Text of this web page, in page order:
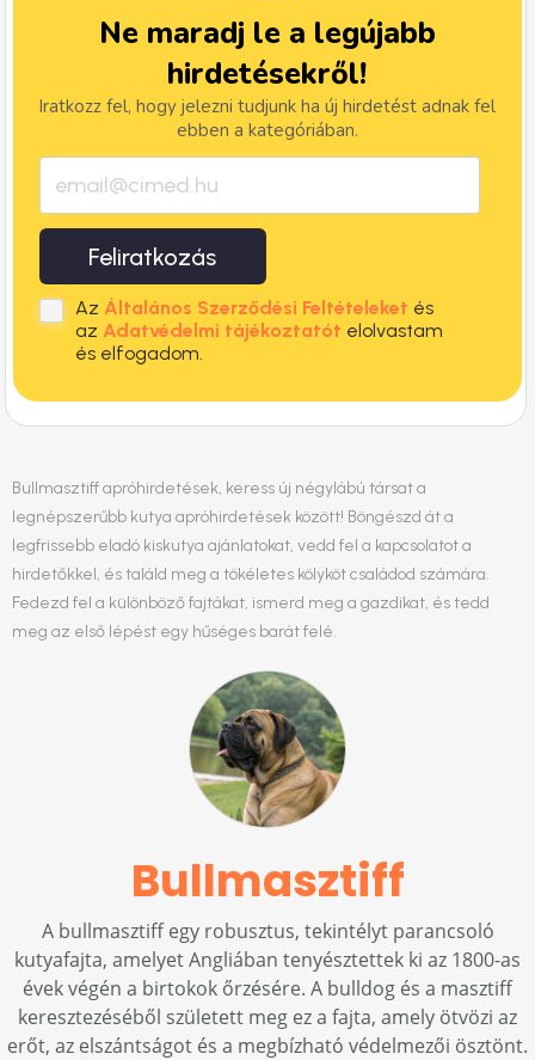
Ne maradj le a legújabb
hirdetésekről!
Iratkozz fel, hogy jelezni tudjunk ha új hirdetést adnak fel
ebben a kategóriában.
Feliratkozás
Az Általános Szerződési Feltételeket és
az Adatvédelmi tájékoztatót elolvastam
és elfogadom.
Bullmasztiff apróhirdetések, keress új négylábú társat a
legnépszerűbb kutya apróhirdetések között! Böngészd át a
legfrissebb eladó kiskutya ajánlatokat, vedd fel a kapcsolatot a
hirdetőkkel, és találd meg a tökéletes kölyköt családod számára.
Fedezd fel a különböző fajtákat, ismerd meg a gazdikat, és tedd
meg az első lépést egy hűséges barát felé.
Bullmasztiff
A bullmasztiff egy robusztus, tekintélyt parancsoló
kutyafajta, amelyet Angliában tenyésztettek ki az 1800-as
évek végén a birtokok őrzésére. A bulldog és a masztiff
keresztezéséből született meg ez a fajta, amely ötvözi az
erőt, az elszántságot és a megbízható védelmezői ösztönt.